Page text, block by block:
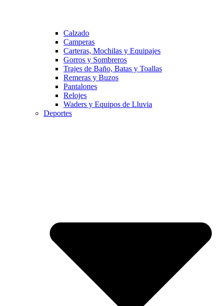
Calzado
Camperas
Carteras, Mochilas y Equipajes
Gorros y Sombreros
Trajes de Baño, Batas y Toallas
Remeras y Buzos
Pantalones
Relojes
Waders y Equipos de Lluvia
Deportes